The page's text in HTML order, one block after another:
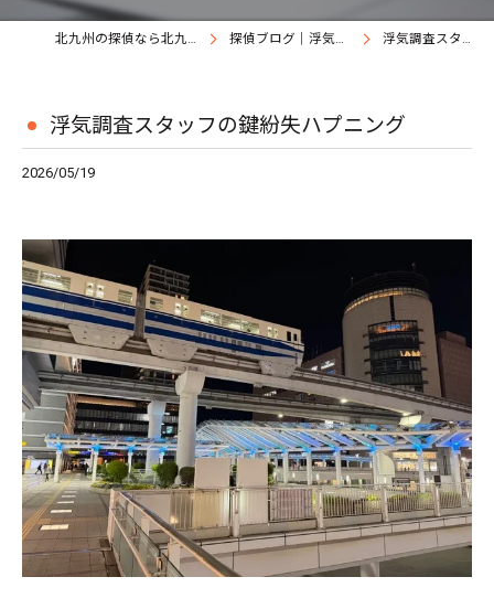
北九州の探偵なら北九州つばめ探偵社｜証拠満載提出継続中 探偵ブログ｜浮気調査北九州、北九州つばめ探偵社 浮気調査スタッフの鍵紛失ハプニング
浮気調査スタッフの鍵紛失ハプニング
2026/05/19